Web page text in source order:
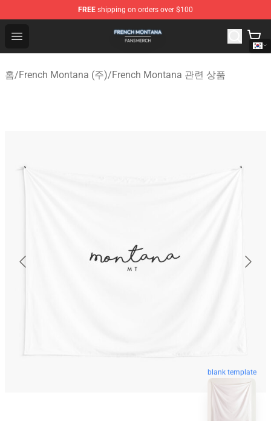
FREE shipping on orders over $100
Open menu
French Montana Shop - Official French Montana
홈/French Montana (주)/French Montana 관련 상품
blank template